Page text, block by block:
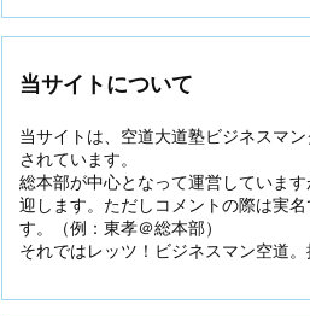
当サイトについて
当サイトは、空道大道塾ビジネスマ
されています。
総本部が中心となって運営していま
迎します。ただしコメントの際は実
す。（例：東孝＠総本部）
それではレッツ！ビジネスマン空道。